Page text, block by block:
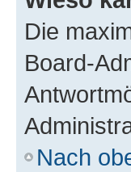
Die
Board-
Nach